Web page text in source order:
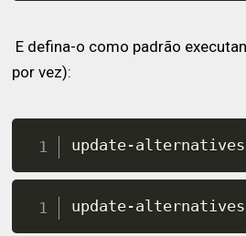
E defina-o como padrão
por vez):
update-
update-